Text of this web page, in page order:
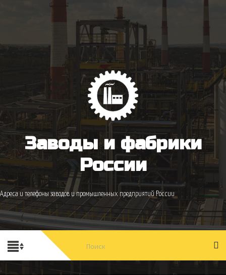
Заводы и фабрики
России
Адреса и телефоны заводов и промышленных предприятий России